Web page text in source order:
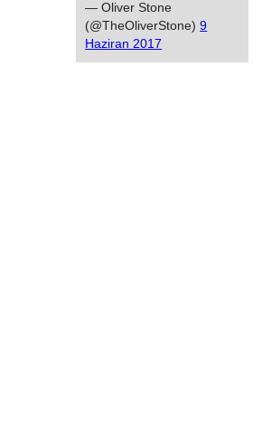
— Oliver Stone
(@TheOliverStone)9
Haziran 2017